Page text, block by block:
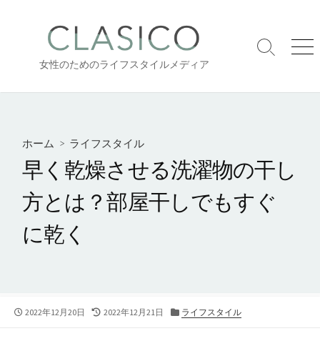
へ
女性のためのライフスタイルメディア
検
り
メ
ー
ホーム > ライフスタイル
早く乾燥させる洗濯物の干し
方とは？部屋干しでもすぐ
に乾く
公
2022年12月20日
最
2022年12月21日
カ
ライフスタイル